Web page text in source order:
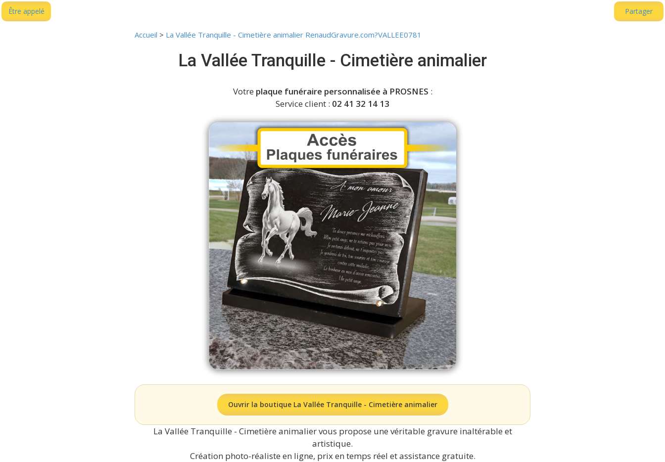
Accueil > La Vallée Tranquille - Cimetière animalier RenaudGravure.com?VALLEE0781
La Vallée Tranquille - Cimetière animalier
Votre plaque funéraire personnalisée à PROSNES :
Service client : 02 41 32 14 13
Ouvrir la boutique La Vallée Tranquille - Cimetière animalier
La Vallée Tranquille - Cimetière animalier vous propose une véritable gravure inaltérable et
artistique.
Création photo-réaliste en ligne, prix en temps réel et assistance gratuite.
Partager
Être appelé